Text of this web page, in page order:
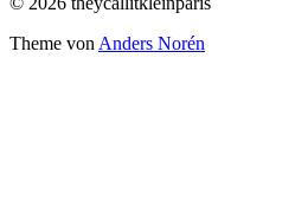
Theme von Anders Norén